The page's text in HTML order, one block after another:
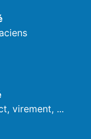
virement, ...